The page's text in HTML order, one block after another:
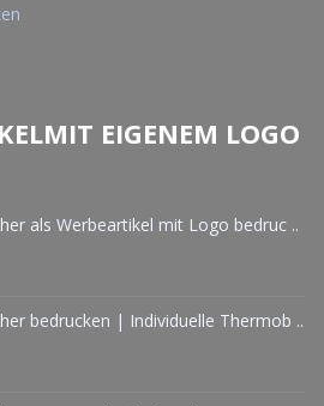
EIGENEM LOGO
als Werbeartikel mit Logo bedruc ..
bedrucken | Individuelle Thermob ..